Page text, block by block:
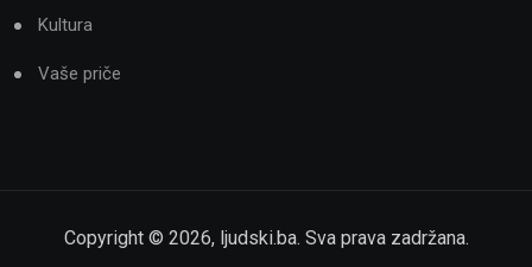
Kultura
Vaše priče
Copyright © 2026, ljudski.ba. Sva prava zadržana.